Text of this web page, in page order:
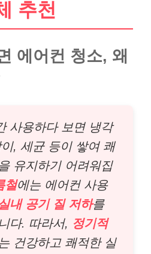
추천
에어컨 청소, 왜
사용하다 보면 냉각
, 세균 등이 쌓여 쾌
유지하기 어려워집
철에는 에어컨 사용
실내 공기 질 저하를
다. 따라서, 정기적
건강하고 쾌적한 실